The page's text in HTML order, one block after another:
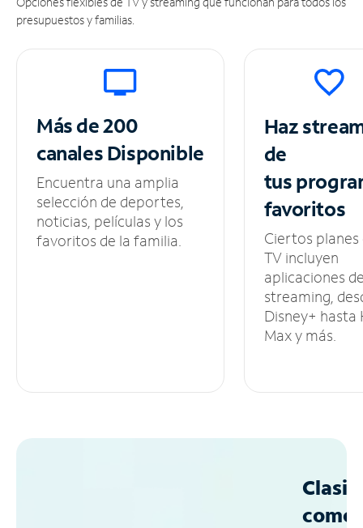
presupuestos y familias.
Más de 200
canalesDisponible
Encuentra una amplia
selección de deportes,
noticias, películas y los
favoritos de la familia.
Haz
de
tus
favoritos
Ciertos planes
TV incluyen
aplicaciones
streaming,
Disney+ hasta
Max y más.
como